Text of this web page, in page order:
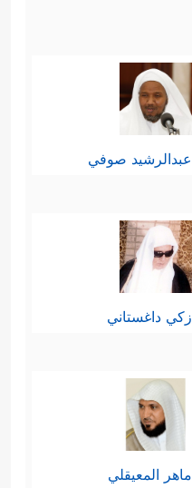
عبدالرشيد صوفي
زكي داغستاني
ماهر المعيقلي